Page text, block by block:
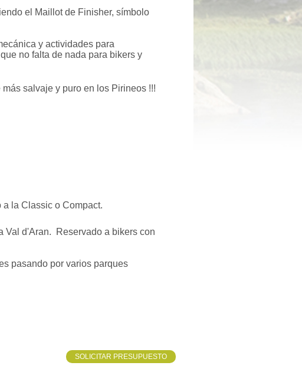
el Maillot de Finisher, símbolo
y actividades para
no falta de nada para bikers y
más salvaje y puroen los Pirineos !!!
a la Classic o Compact.
Val d'Aran. Reservado a bikers con
pasando por varios parques
SOLICITAR PRESUPUESTO